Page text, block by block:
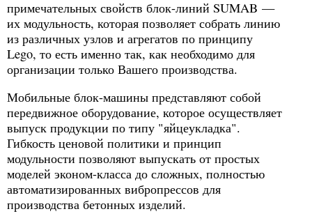
примечательных свойств блок-линий SUMAB —
их модульность, которая позволяет собрать линию
из различных узлов и агрегатов по принципу
Lego, то есть именно так, как необходимо для
организации только Вашего производства.
Мобильные блок-машины представляют собой
передвижное оборудование, которое осуществляет
выпуск продукции по типу "яйцеукладка".
Гибкость ценовой политики и принцип
модульности позволяют выпускать от простых
моделей эконом-класса до сложных, полностью
автоматизированных вибропрессов для
производства бетонных изделий.